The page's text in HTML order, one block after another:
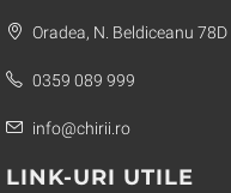
Oradea, N. Beldiceanu 78D
0359 089 999
info@chirii.ro
LINK-URI UTILE